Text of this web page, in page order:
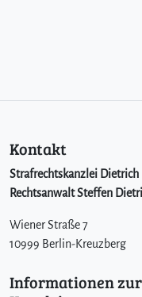
Kontakt
Strafrechtskanzlei Dietrich
Rechtsanwalt Steffen
Wiener Straße 7
10999 Berlin-Kreuzberg
Informationen zur